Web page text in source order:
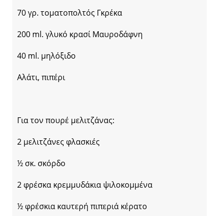
70 γρ. τοματοπολτός Γκρέκα
200 ml. γλυκό κρασί Μαυροδάφνη
40 ml. μηλόξιδο
Αλάτι, πιπέρι
Για τον πουρέ μελιτζάνας:
2 μελιτζάνες φλασκιές
½ σκ. σκόρδο
2 φρέσκα κρεμμυδάκια ψιλοκομμένα
½ φρέσκια καυτερή πιπεριά κέρατο